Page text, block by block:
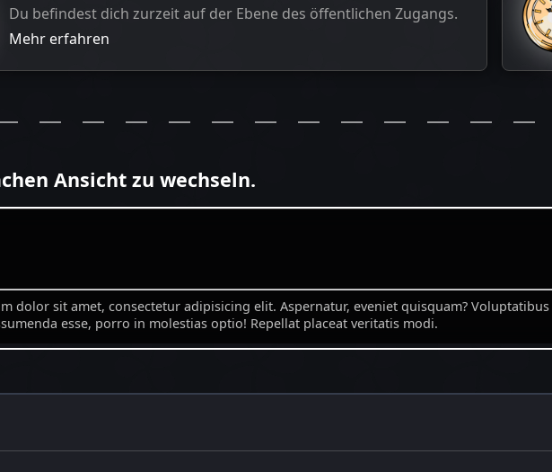
Du befindest dich zurzeit auf der Ebene des öffentlichen Zugangs.
Mehr erfahren
Ansicht zu wechseln.